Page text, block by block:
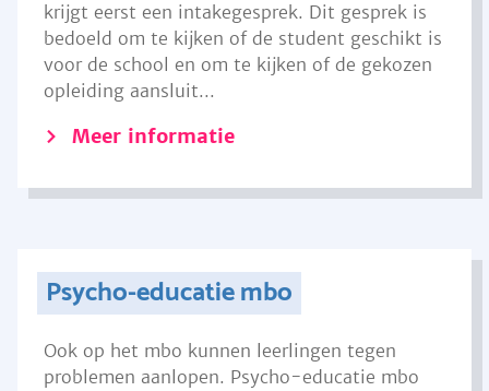
krijgt eerst een intakegesprek. Dit gesprek is
bedoeld om te kijken of de student geschikt is
voor de school en om te kijken of de gekozen
opleiding aansluit...
Meer informatie
Psycho-educatie mbo
Ook op het mbo kunnen leerlingen tegen
problemen aanlopen. Psycho-educatie mbo